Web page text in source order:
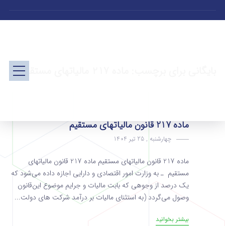
ماده 217 قانون مالیاتهای مستقیم
چهارشنبه , 25 تیر 1404
ماده 217 قانون مالیاتهای مستقیم ماده 217 قانون مالیاتهای
مستقیم ـ به وزارت امور اقتصادی و دارایی اجازه داده می‌شود که
یک درصد از وجوهی که بابت مالیات و جرایم موضوع این‌قانون
وصول می‌گردد (به استثنای مالیات بر درآمد شرکت های‌ دولت...
بیشتر بخوانید